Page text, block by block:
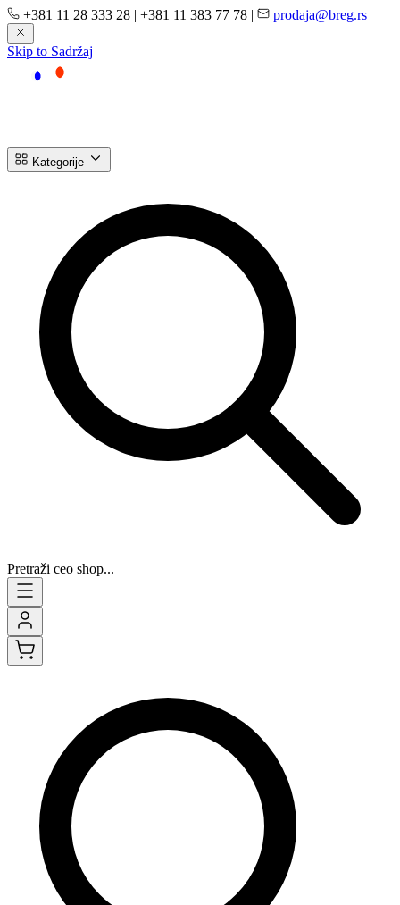
+381 11 28 333 28 | +381 11 383 77 78 | prodaja@breg.rs
Skip to Sadržaj
Kategorije
Pretraži ceo shop...